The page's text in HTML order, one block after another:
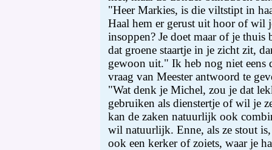
"Heer Markies, is die viltstipt in
Haal hem er gerust uit hoor of wil
insoppen? Je doet maar of je thuis
dat groene staartje in je zicht zit,
gewoon uit." Ik heb nog niet eens
vraag van Meester antwoord te
"Wat denk je Michel, zou je dat
gebruiken als dienstertje of wil je
kan de zaken natuurlijk ook
wil natuurlijk. Enne, als ze stout
ook een kerker of zoiets, waar je